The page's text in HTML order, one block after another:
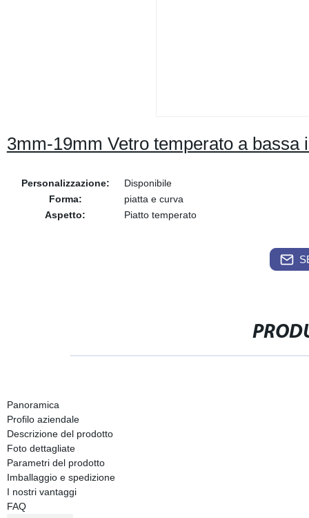
3mm-19mm Vetro temperato a
Personalizzazione:
Disponibile
Forma:
piatta e curva
Aspetto:
Piatto temperato
Panoramica
Profilo aziendale
Descrizione del prodotto
Foto dettagliate
Parametri del prodotto
Imballaggio e spedizione
I nostri vantaggi
FAQ